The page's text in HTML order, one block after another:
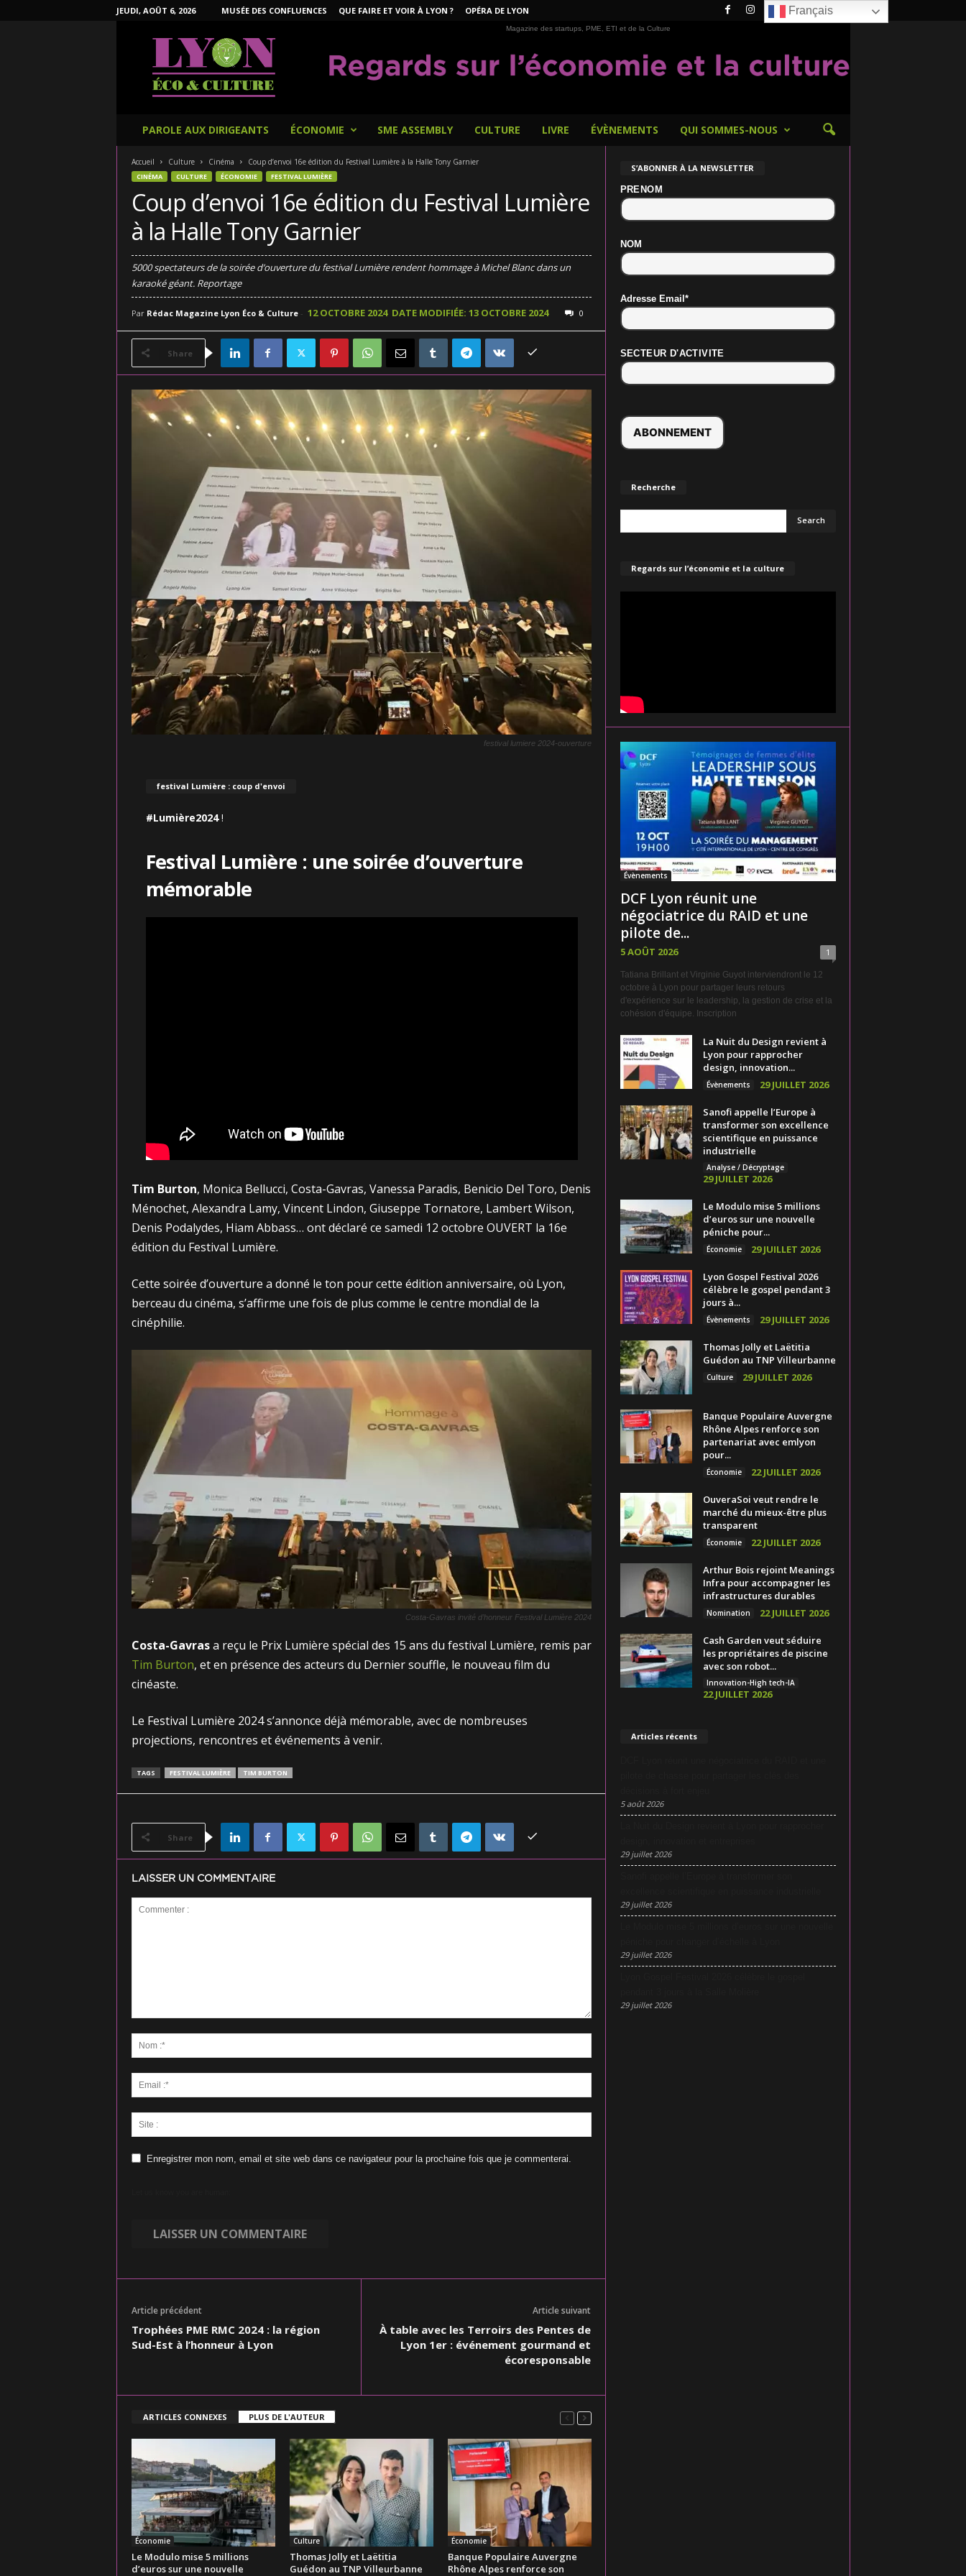
JEUDI, AOÛT 6, 2026 MUSÉE DES CONFLUENCES QUE FAIRE ET VOIR À LYON ? OPÉRA DE LYON
Magazine des startups, PME, ETI et de la Culture
PAROLE AUX DIRIGEANTS ÉCONOMIE SME ASSEMBLY CULTURE LIVRE ÉVÈNEMENTS QUI SOMMES-NOUS
Accueil Culture Cinéma Coup d’envoi 16e édition du Festival Lumière à la Halle Tony Garnier
CINÉMA CULTURE ÉCONOMIE FESTIVAL LUMIÈRE
Coup d’envoi 16e édition du Festival Lumière
à la Halle Tony Garnier
5000 spectateurs de la soirée d’ouverture du festival Lumière rendent hommage à Michel Blanc dans un
karaoké géant. Reportage
Par Rédac Magazine Lyon Éco & Culture- 12 OCTOBRE 2024 DATE MODIFIÉE: 13 OCTOBRE 2024 0
Share
festival lumiere 2024-ouverture
festival Lumière : coup d'envoi
#Lumière2024!
Festival Lumière : une soirée d’ouverture
mémorable
Tim Burton, Monica Bellucci, Costa-Gavras, Vanessa Paradis, Benicio Del Toro, Denis
Ménochet, Alexandra Lamy, Vincent Lindon, Giuseppe Tornatore, Lambert Wilson,
Denis Podalydes, Hiam Abbass… ont déclaré ce samedi 12 octobre OUVERT la 16e
édition du Festival Lumière.
Cette soirée d’ouverture a donné le ton pour cette édition anniversaire, où Lyon,
berceau du cinéma, s’affirme une fois de plus comme le centre mondial de la
cinéphilie.
Costa-Gavras invité d’honneur Festival Lumière 2024
Costa-Gavrasa reçu le Prix Lumière spécial des 15 ans du festival Lumière, remis par
Tim Burton, et en présence des acteurs du Dernier souffle, le nouveau film du
cinéaste.
Le Festival Lumière 2024 s’annonce déjà mémorable, avec de nombreuses
projections, rencontres et événements à venir.
TAGS FESTIVAL LUMIÈRE TIM BURTON
Share
LAISSER UN COMMENTAIRE
Enregistrer mon nom, email et site web dans ce navigateur pour la prochaine fois que je commenterai.
Article précédent
Trophées PME RMC 2024 : la région
Sud-Est à l’honneur à Lyon
Article suivant
À table avec les Terroirs des Pentes de
Lyon 1er : événement gourmand et
écoresponsable
ARTICLES CONNEXES PLUS DE L'AUTEUR
Économie
Le Modulo mise 5 millions
d’euros sur une nouvelle
Culture
Thomas Jolly et Laëtitia
Guédon au TNP Villeurbanne
Économie
Banque Populaire Auvergne
Rhône Alpes renforce son
S’ABONNER À LA NEWSLETTER
PRENOM
NOM
Adresse Email*
SECTEUR D'ACTIVITE
Recherche
Regards sur l’économie et la culture
Évènements
DCF Lyon réunit une
négociatrice du RAID et une
pilote de...
5 AOÛT 2026 1
Tatiana Brillant et Virginie Guyot interviendront le 12
octobre à Lyon pour partager leurs retours
d'expérience sur le leadership, la gestion de crise et la
cohésion d'équipe. Inscription
La Nuit du Design revient à
Lyon pour rapprocher
design, innovation...
Évènements 29 JUILLET 2026
Sanofi appelle l’Europe à
transformer son excellence
scientifique en puissance
industrielle
Analyse / Décryptage
29 JUILLET 2026
Le Modulo mise 5 millions
d’euros sur une nouvelle
péniche pour...
Économie 29 JUILLET 2026
Lyon Gospel Festival 2026
célèbre le gospel pendant 3
jours à...
Évènements 29 JUILLET 2026
Thomas Jolly et Laëtitia
Guédon au TNP Villeurbanne
Culture 29 JUILLET 2026
Banque Populaire Auvergne
Rhône Alpes renforce son
partenariat avec emlyon
pour...
Économie 22 JUILLET 2026
OuveraSoi veut rendre le
marché du mieux-être plus
transparent
Économie 22 JUILLET 2026
Arthur Bois rejoint Meanings
Infra pour accompagner les
infrastructures durables
Nomination 22 JUILLET 2026
Cash Garden veut séduire
les propriétaires de piscine
avec son robot...
Innovation-High tech-IA
22 JUILLET 2026
Articles récents
5 août 2026
29 juillet 2026
29 juillet 2026
29 juillet 2026
29 juillet 2026
Français